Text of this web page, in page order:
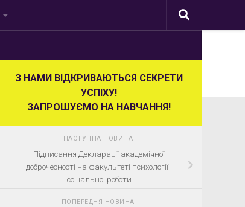
З НАМИ ВІДКРИВАЮТЬСЯ СЕКРЕТИ
УСПІХУ!
ЗАПРОШУЄМО НА НАВЧАННЯ!
НАСТУПНА НОВИНА
Підписання Декларації академічної
доброчесності на факультеті психології і
соціальної роботи
ПОПЕРЕДНЯ НОВИНА